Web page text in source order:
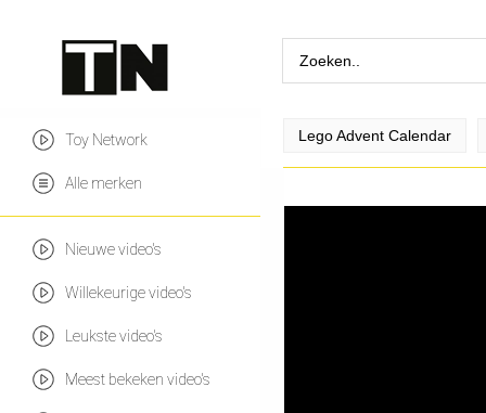
Toy Network
Alle merken
Nieuwe video's
Willekeurige video's
Leukste video's
Meest bekeken video's
Lego Advent Calendar